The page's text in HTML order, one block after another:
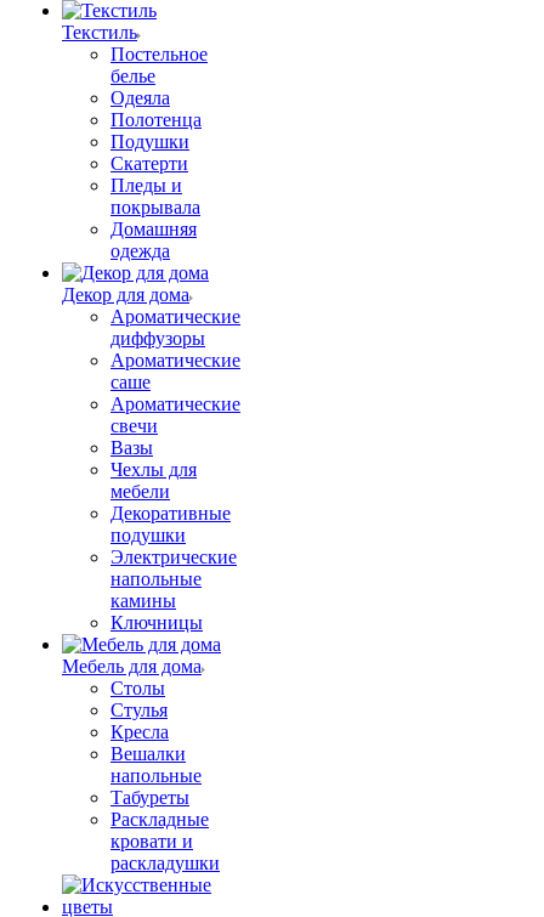
Текстиль
Постельное
белье
Одеяла
Полотенца
Подушки
Скатерти
Пледы и
покрывала
Домашняя
одежда
Декор для дома
Ароматические
диффузоры
Ароматические
саше
Ароматические
свечи
Вазы
Чехлы для
мебели
Декоративные
подушки
Электрические
напольные
камины
Ключницы
Мебель для дома
Столы
Стулья
Кресла
Вешалки
напольные
Табуреты
Раскладные
кровати и
раскладушки